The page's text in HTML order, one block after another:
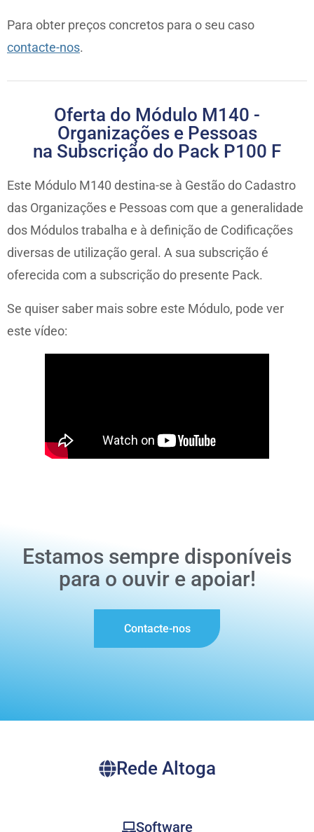
Para obter preços concretos para o seu caso
contacte-nos.
Oferta do Módulo M140 -
Organizações e Pessoas
na Subscrição do Pack P100 F
Este Módulo M140 destina-se à Gestão do Cadastro
das Organizações e Pessoas com que a generalidade
dos Módulos trabalha e à definição de Codificações
diversas de utilização geral. A sua subscrição é
oferecida com a subscrição do presente Pack.
Se quiser saber mais sobre este Módulo, pode ver
este vídeo:
Estamos sempre disponíveis
para o ouvir e apoiar!
Contacte-nos
Rede Altoga
Software